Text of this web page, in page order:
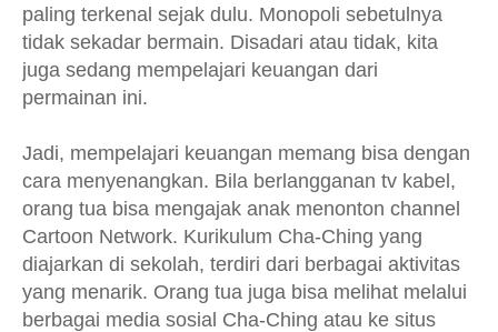
paling terkenal sejak dulu. Monopoli sebetulnya
tidak sekadar bermain. Disadari atau tidak, kita
juga sedang mempelajari keuangan dari
permainan ini.
Jadi, mempelajari keuangan memang bisa dengan
cara menyenangkan. Bila berlangganan tv kabel,
orang tua bisa mengajak anak menonton channel
Cartoon Network. Kurikulum Cha-Ching yang
diajarkan di sekolah, terdiri dari berbagai aktivitas
yang menarik. Orang tua juga bisa melihat melalui
berbagai media sosial Cha-Ching atau ke situs